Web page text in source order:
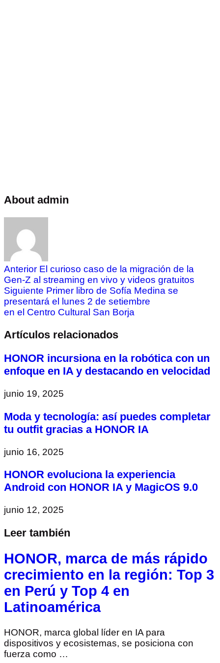
About admin
Anterior El curioso caso de la migración de la
Gen-Z al streaming en vivo y videos gratuitos
Siguiente Primer libro de Sofía Medina se
presentará el lunes 2 de setiembre
en el Centro Cultural San Borja
Artículos relacionados
HONOR incursiona en la robótica con un
enfoque en IA y destacando en velocidad
junio 19, 2025
Moda y tecnología: así puedes completar
tu outfit gracias a HONOR IA
junio 16, 2025
HONOR evoluciona la experiencia
Android con HONOR IA y MagicOS 9.0
junio 12, 2025
Leer también
HONOR, marca de más rápido
crecimiento en la región: Top 3
en Perú y Top 4 en
Latinoamérica
HONOR, marca global líder en IA para
dispositivos y ecosistemas, se posiciona con
fuerza como …